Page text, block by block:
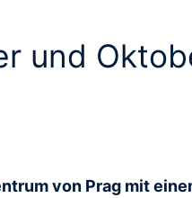
und
von Prag mit